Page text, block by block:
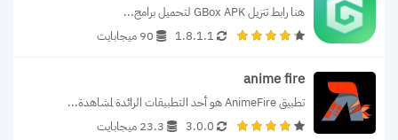
هنا رابط تنزيل GBox APK لتحميل برامج...
1.8.1.1
90 ميجابايت
anime fire
تطبيق AnimeFire هو أحد التطبيقات الرائدة لمشاهدة...
3.0.0
23.3 ميجابايت